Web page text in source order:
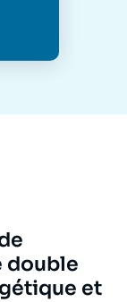
double
et